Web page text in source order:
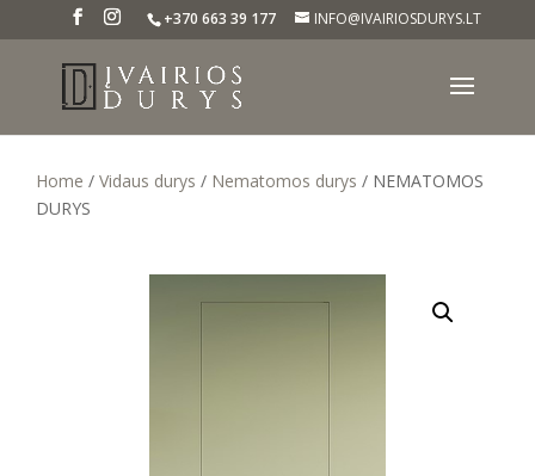
+370 663 39 177 INFO@IVAIRIOSDURYS.LT
Home / Vidaus durys / Nematomos durys / NEMATOMOS
DURYS